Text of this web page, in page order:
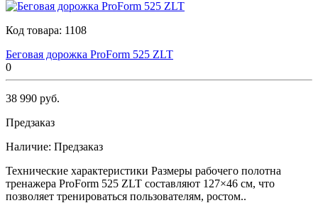
Код товара: 1108
Беговая дорожка ProForm 525 ZLT
0
38 990 руб.
Предзаказ
Наличие: Предзаказ
Технические характеристики Размеры рабочего полотна
тренажера ProForm 525 ZLT составляют 127×46 см, что
позволяет тренироваться пользователям, ростом..